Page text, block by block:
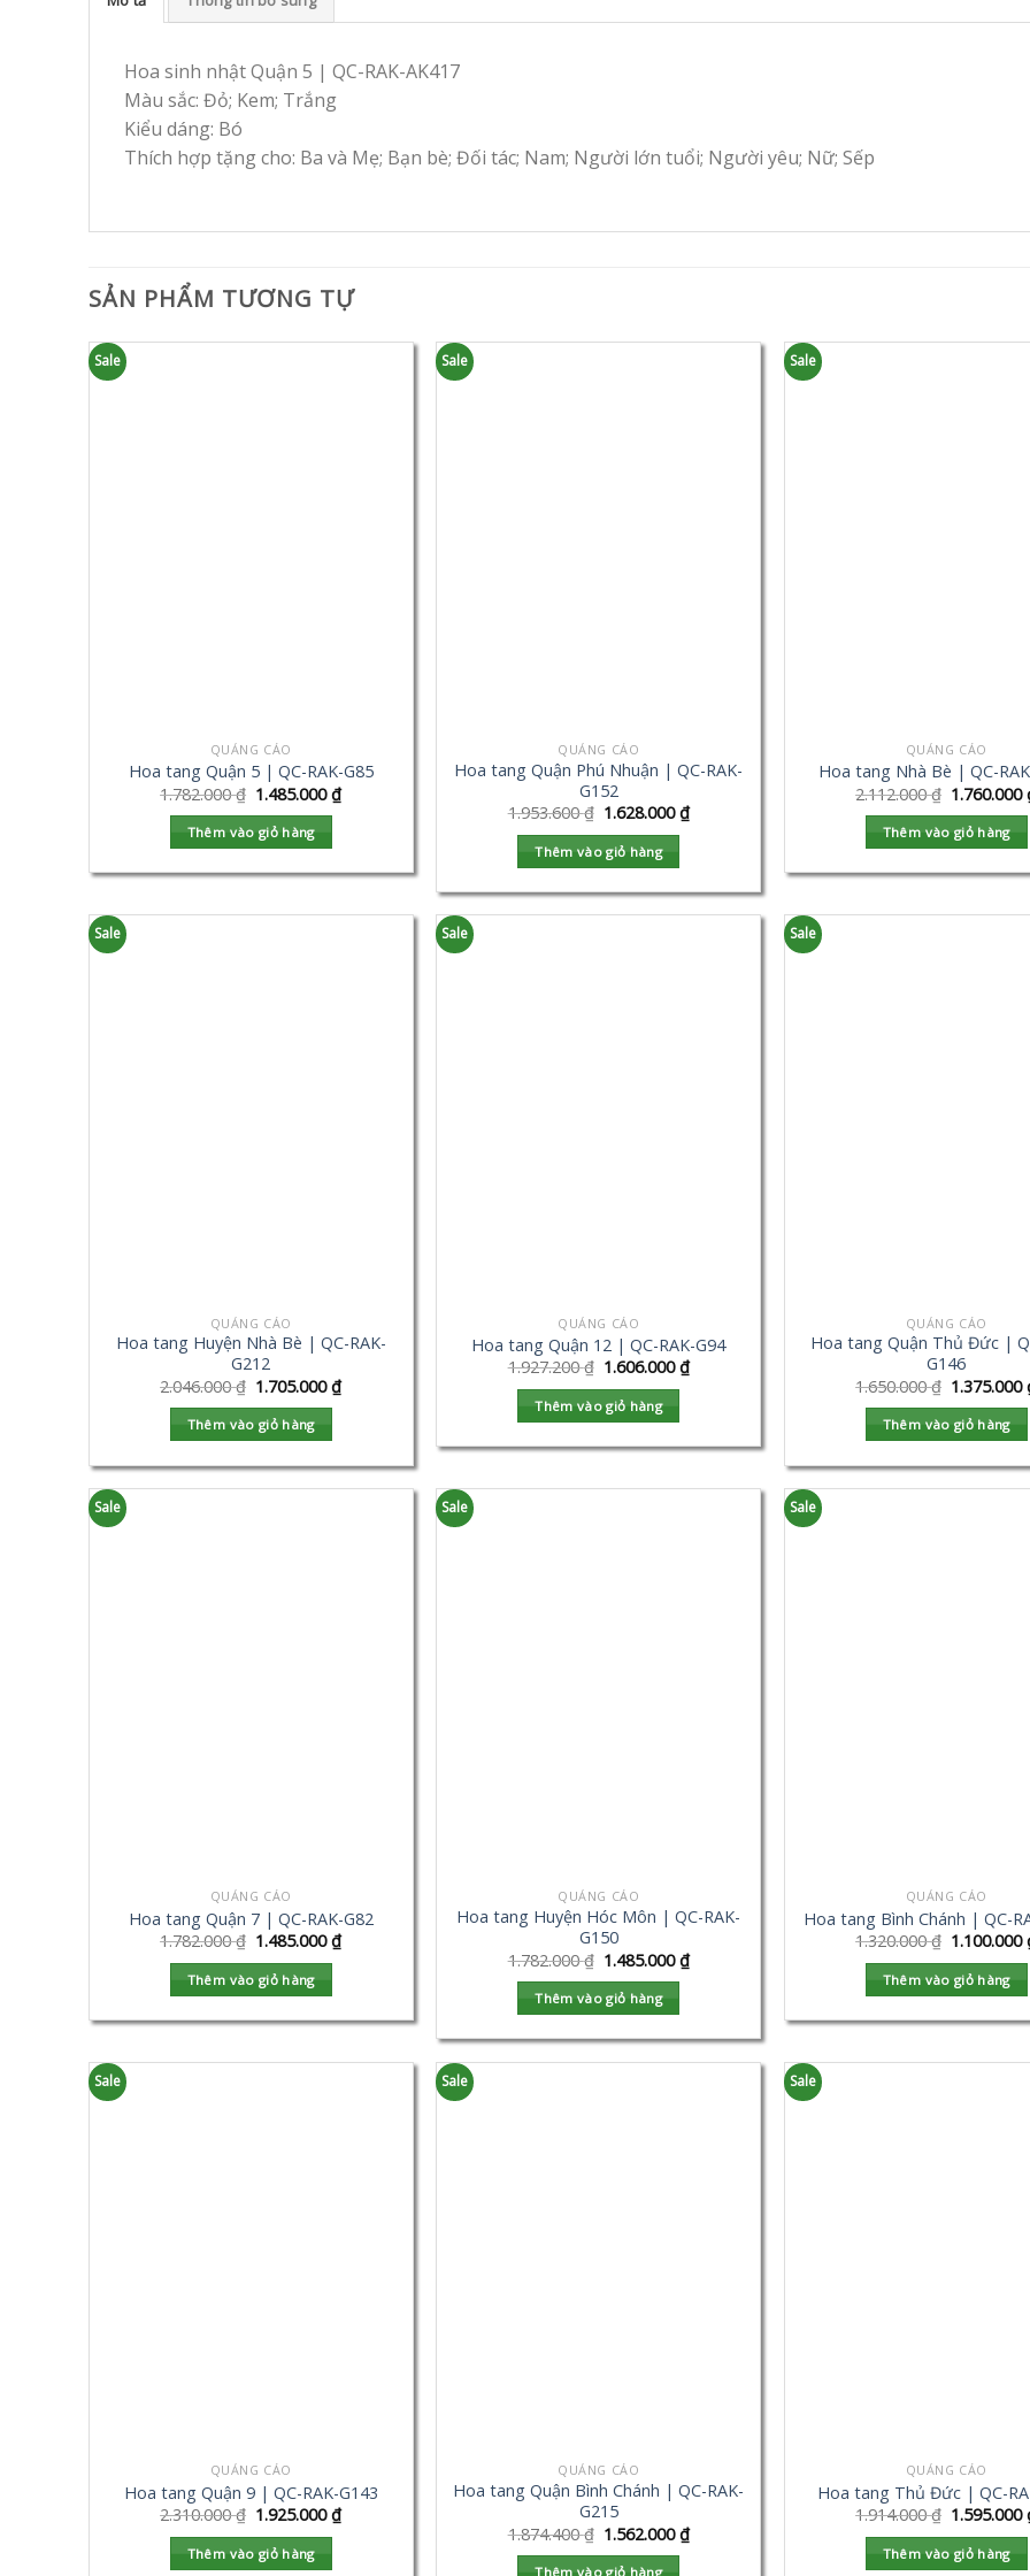
Hoa sinh nhật Quận 5 | QC-RAK-AK417
Màu sắc: Đỏ; Kem; Trắng
Kiểu dáng: Bó
Thích hợp tặng cho: Ba và Mẹ; Bạn bè; Đối tác; Nam; Người lớn tuổi; Người yêu; Nữ; Sếp
SẢN PHẨM TƯƠNG TỰ
Sale
QUẢNG CÁO
Hoa tang Quận 5 | QC-RAK-G85
1.782.000₫ 1.485.000₫
Thêm vào giỏ hàng
Sale
QUẢNG CÁO
Hoa tang Quận Phú Nhuận | QC-RAK-
G152
1.953.600₫ 1.628.000₫
Thêm vào giỏ hàng
Sale
QUẢNG CÁO
Hoa tang Nhà Bè | QC-
2.112.000₫ 1.760.000
Thêm vào giỏ hàng
Sale
QUẢNG CÁO
Hoa tang Huyện Nhà Bè | QC-RAK-
G212
2.046.000₫ 1.705.000₫
Thêm vào giỏ hàng
Sale
QUẢNG CÁO
Hoa tang Quận 12 | QC-RAK-G94
1.927.200₫ 1.606.000₫
Thêm vào giỏ hàng
Sale
QUẢNG CÁO
Hoa tang Quận Thủ Đức |
G146
1.650.000₫ 1.375.000
Thêm vào giỏ hàng
Sale
QUẢNG CÁO
Hoa tang Quận 7 | QC-RAK-G82
1.782.000₫ 1.485.000₫
Thêm vào giỏ hàng
Sale
QUẢNG CÁO
Hoa tang Huyện Hóc Môn | QC-RAK-
G150
1.782.000₫ 1.485.000₫
Thêm vào giỏ hàng
Sale
QUẢNG CÁO
Hoa tang Bình Chánh | QC-
1.320.000₫ 1.100.000
Thêm vào giỏ hàng
Sale
QUẢNG CÁO
Hoa tang Quận 9 | QC-RAK-G143
2.310.000₫ 1.925.000₫
Thêm vào giỏ hàng
Sale
QUẢNG CÁO
Hoa tang Quận Bình Chánh | QC-RAK-
G215
1.874.400₫ 1.562.000₫
Thêm vào giỏ hàng
Sale
QUẢNG CÁO
Hoa tang Thủ Đức | QC-
1.914.000₫ 1.595.000
Thêm vào giỏ hàng